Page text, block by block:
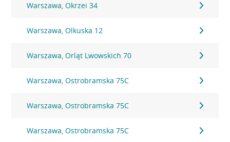
Warszawa, Okrzei 34
Warszawa, Olkuska 12
Warszawa, Orląt Lwowskich 70
Warszawa, Ostrobramska 75C
Warszawa, Ostrobramska 75C
Warszawa, Ostrobramska 75C